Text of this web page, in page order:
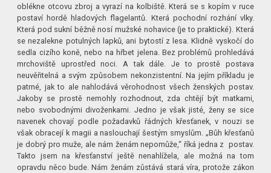
oblékne otcovu zbroj a vyrazí na kolbiště. Která se s kopím v ruce
postaví hordě hladových flagelantů. Která pochodní rozhání vlky.
Která pod sukní běžně nosí mužské nohavice (je to praktické). Která
se nezalekne potulných lapků, ani bytostí z lesa. Klidně vyskočí do
sedla cizího koně, nebo na hřbet jelena. Bez problémů prohledává
mrchoviště uprostřed noci. A tak dále. Je to prostě postava
neuvěřitelná a svým způsobem nekonzistentní. Na jejím příkladu je
patrné, jak to ale nahlodává věrohodnost všech ženských postav.
Jakoby se prostě nemohly rozhodnout, zda chtějí být matkami,
nebo svobodnými divoženkami. Jedno je však jisté, ženy se sice
navenek chovají podle požadavků řádných křesťanek, v nouzi se
však obracejí k magii a naslouchají šestým smyslům. „Bůh křesťanů
je dobrý pro muže, ale nám ženám nepomůže,“ říká jedna z postav.
Takto jsem na křesťanství ještě nenahlížela, ale možná na tom
opravdu něco bude. Nám ženám zůstává stará víra, protože zákon